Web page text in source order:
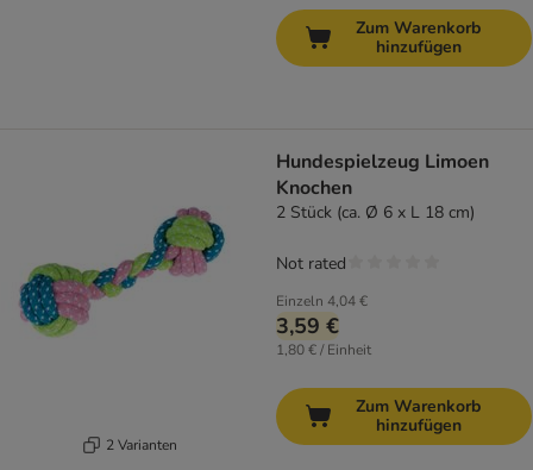
Zum Warenkorb
hinzufügen
2 Varianten
Hundespielzeug Limoen
Knochen
2 Stück (ca. Ø 6 x L 18 cm)
Einzeln 4,04 €
3,59 €
1,80 € / Einheit
Not rated
Zum Warenkorb
hinzufügen